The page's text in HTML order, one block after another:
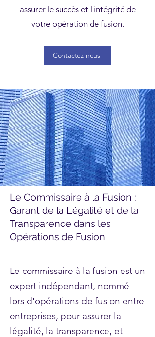
assurer le succès et l'intégrité de
votre opération de fusion.
Contactez nous
Le Commissaire à la Fusion :
Garant de la Légalité et de la
Transparence dans les
Opérations de Fusion
Le commissaire à la fusion est un
expert indépendant, nommé
lors d'opérations de fusion entre
entreprises, pour assurer la
légalité, la transparence, et